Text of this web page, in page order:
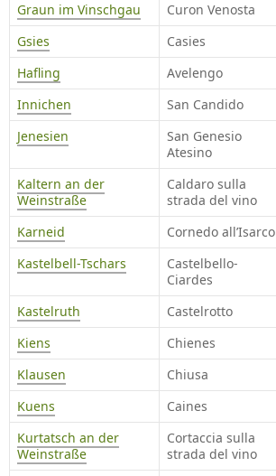
Graun im Vinschgau
Curon Venosta
Gsies
Casies
Hafling
Avelengo
Innichen
San Candido
Jenesien
San Genesio
Atesino
Kaltern an der
Weinstraße
Caldaro sulla
strada del vino
Karneid
Cornedo all’Isarco
Kastelbell-Tschars
Castelbello-
Ciardes
Kastelruth
Castelrotto
Kiens
Chienes
Klausen
Chiusa
Kuens
Caines
Kurtatsch an der
Weinstraße
Cortaccia sulla
strada del vino